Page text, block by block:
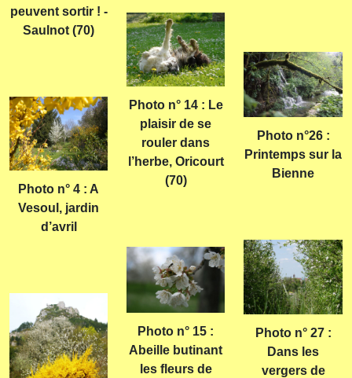
peuvent sortir ! -
Saulnot (70)
Photo n° 4 : A
Vesoul, jardin
d’avril
Photo n° 14 : Le
plaisir de se
rouler dans
l’herbe, Oricourt
(70)
Photo n° 15 :
Abeille butinant
les fleurs de
Photo n°26 :
Printemps sur la
Bienne
Photo n° 27 :
Dans les
vergers de